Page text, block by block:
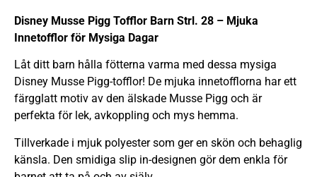
Disney Musse Pigg Tofflor Barn Strl. 28 – Mjuka
Innetofflor för Mysiga Dagar
Låt ditt barn hålla fötterna varma med dessa mysiga
Disney Musse Pigg-tofflor! De mjuka innetofflorna har ett
färgglatt motiv av den älskade Musse Pigg och är
perfekta för lek, avkoppling och mys hemma.
Tillverkade i mjuk polyester som ger en skön och behaglig
känsla. Den smidiga slip in-designen gör dem enkla för